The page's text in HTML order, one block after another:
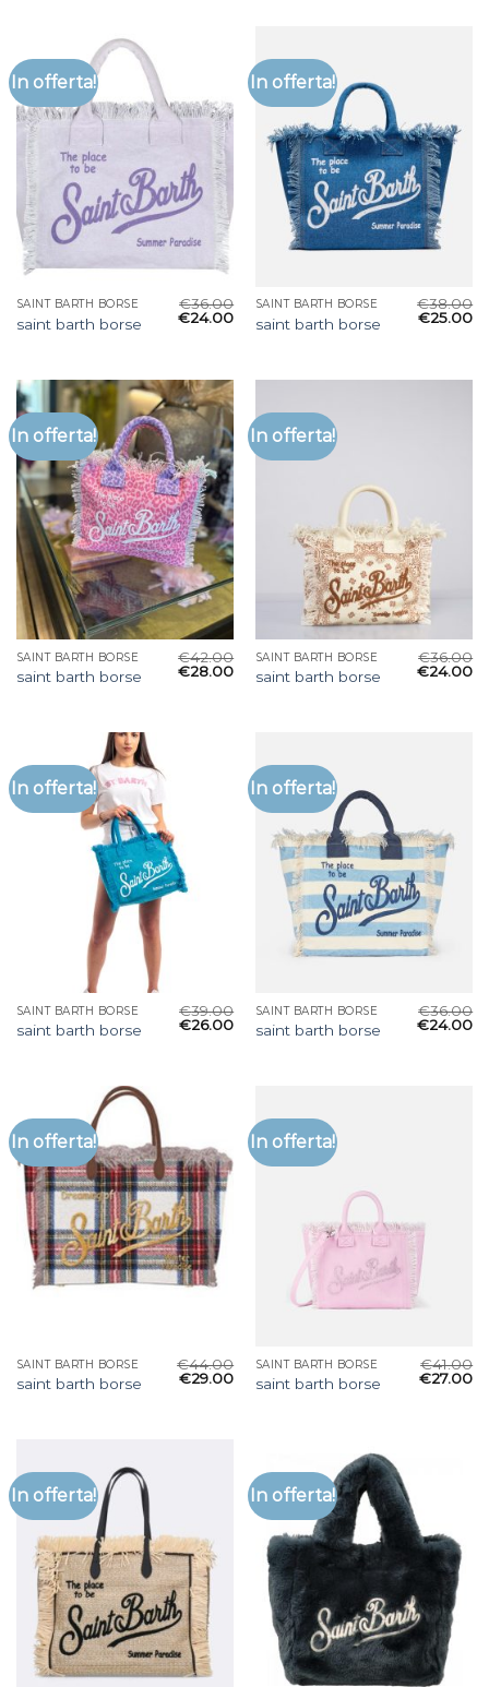
In offerta!
SAINT BARTH BORSE
saint barth borse
€36.00
€24.00
In offerta!
SAINT BARTH BORSE
saint barth borse
€38.00
€25.00
In offerta!
SAINT BARTH BORSE
saint barth borse
€42.00
€28.00
In offerta!
SAINT BARTH BORSE
saint barth borse
€36.00
€24.00
In offerta!
SAINT BARTH BORSE
saint barth borse
€39.00
€26.00
In offerta!
SAINT BARTH BORSE
saint barth borse
€36.00
€24.00
In offerta!
SAINT BARTH BORSE
saint barth borse
€44.00
€29.00
In offerta!
SAINT BARTH BORSE
saint barth borse
€41.00
€27.00
In offerta! In offerta!